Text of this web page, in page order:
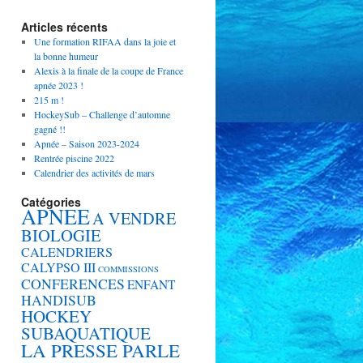
Articles récents
Une formation RIFAA dans la joie et
la bonne humeur
Alexis à la finale de la coupe de France
apnée 2023 !
215 m !
HockeySub – Challenge d’automne
gagné !!
Apnée – Saison 2023-2024
Rentrée piscine 2022
Calendrier des activités de mars
Catégories
APNEEA VENDRE
BIOLOGIE
CALENDRIERS
CALYPSO III COMMISSIONS
CONFERENCES ENFANT
HANDISUB
HOCKEY
SUBAQUATIQUE
LA PRESSE PARLE